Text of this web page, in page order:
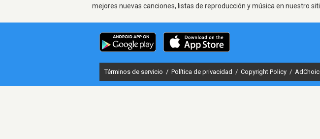
mejores nuevas canciones, listas de reproducción y música en nuestro
Términos de servicio / Política de privacidad / Copyright Policy /